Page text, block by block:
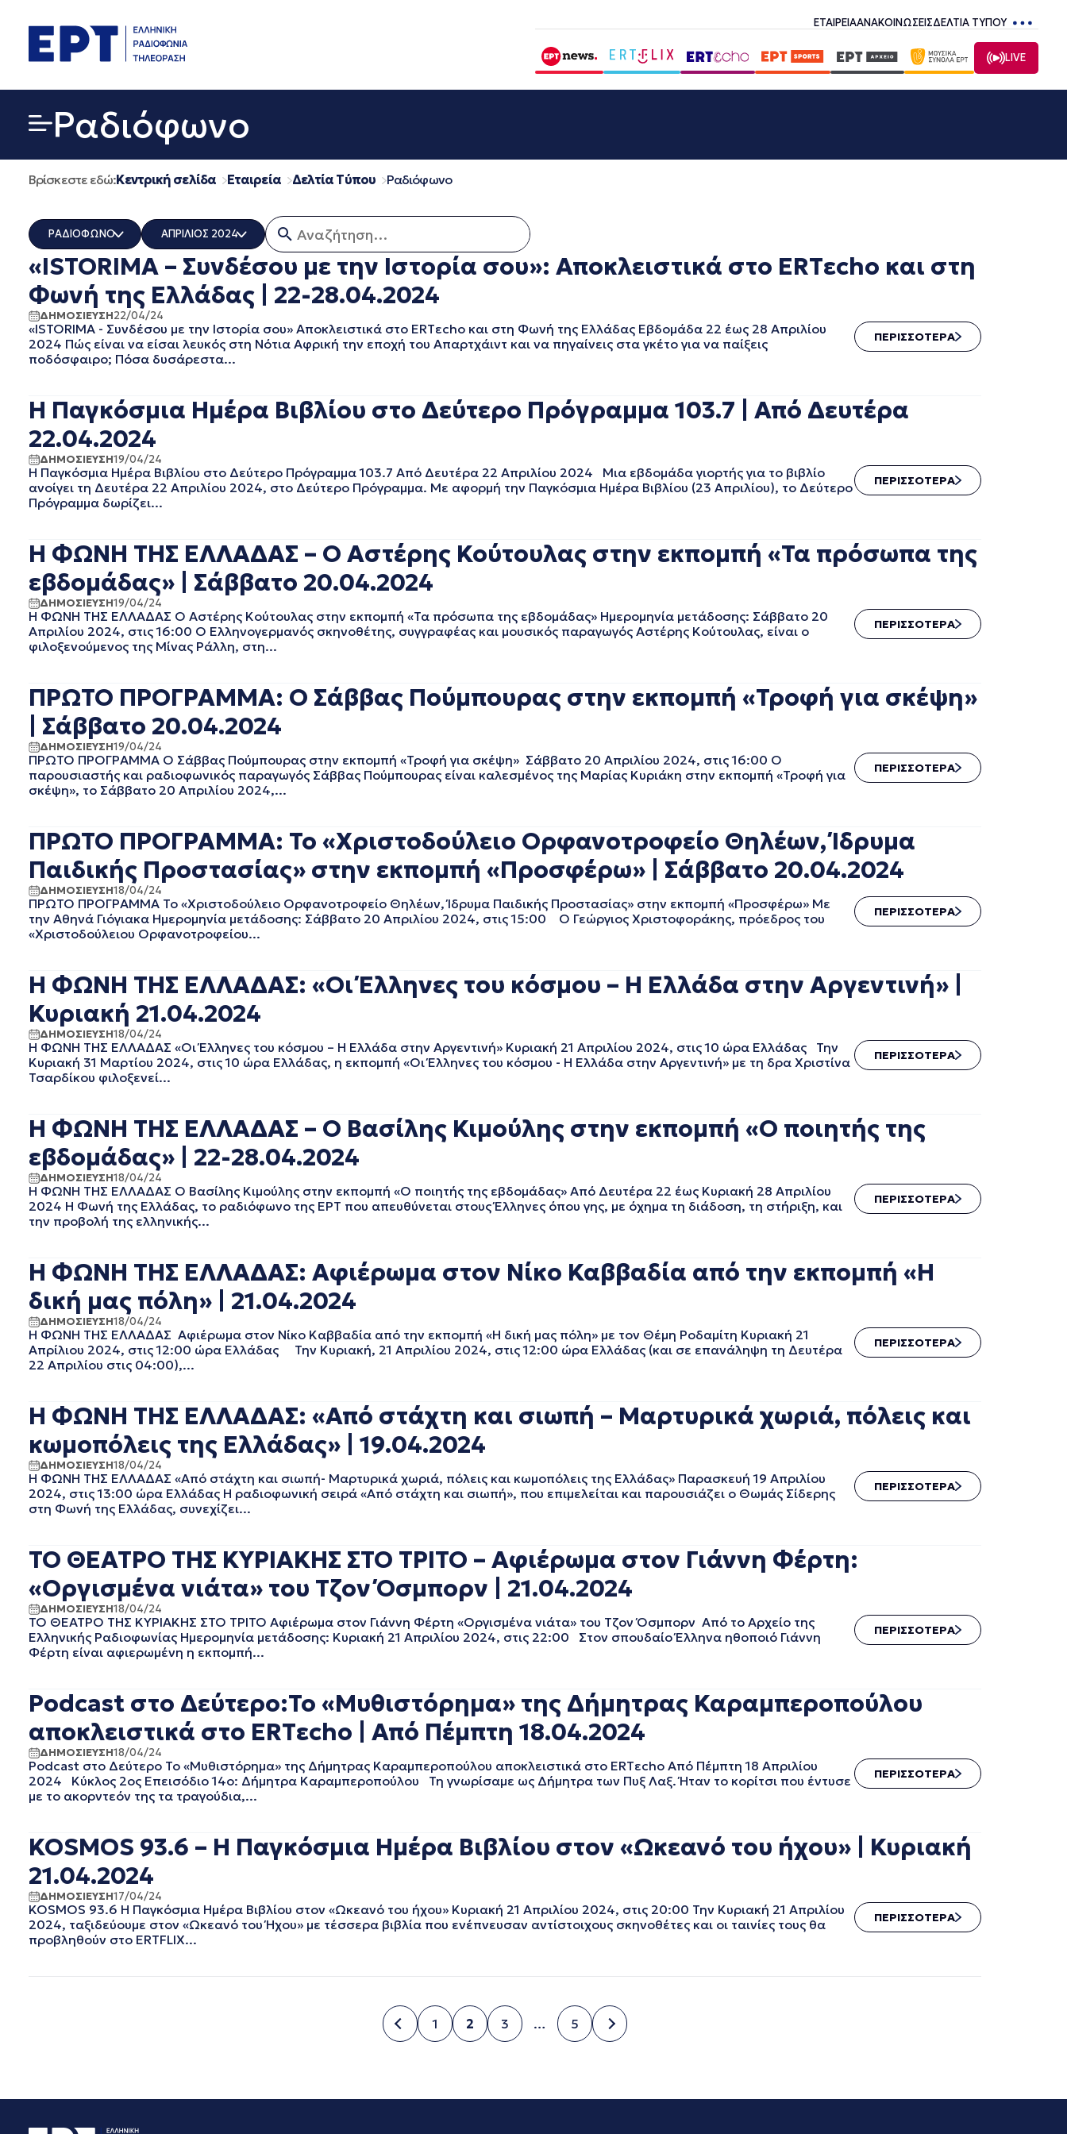
περιεχόμενο
ΕΤΑΙΡΕΙΑΑΝΑΚΟΙΝΩΣΕΙΣΔΕΛΤΙΑ ΤΥΠΟΥ
LIVE
Ραδιόφωνο
Βρίσκεστε εδώ:Κεντρική σελίδα Εταιρεία Δελτία Τύπου Ραδιόφωνο
ΡΑΔΙΟΦΩΝΟ
ΟΛΑ
ERT COSMOS
ERTECHO
ERTFLIX
EUROVISION - EBU
EΡΤ1
EΡΤNEWS
ΑΘΛΗΤΙΚΑ
ΓΕΝΙΚΗ
ΓΡΑΦΕΙΟ ΤΥΠΟΥ ΕΡΤ
ΚΙΝΗΜΑΤΟΓΡΑΦΙΚΕΣ
ΤΑΙΝΙΕΣ
ΤΗΛΕΟΡΑΣΗ
ΑΠΡΙΛΙΟΣ 2024
ΟΛΑ
ΔΕΚΕΜΒΡΙΟΣ 2025
ΝΟΕΜΒΡΙΟΣ 2025
ΟΚΤΩΒΡΙΟΣ 2025
ΣΕΠΤΕΜΒΡΙΟΣ 2025
ΑΥΓΟΥΣΤΟΣ 2025
ΜΑΙΟΣ 2025
ΦΕΒΡΟΥΑΡΙΟΣ 2025
ΙΑΝΟΥΑΡΙΟΣ 2025
ΔΕΚΕΜΒΡΙΟΣ 2024
ΣΕΠΤΕΜΒΡΙΟΣ 2024
ΑΥΓΟΥΣΤΟΣ 2024
ΙΟΥΛΙΟΣ 2024
ΙΟΥΝΙΟΣ 2024
ΜΑΙΟΣ 2024
ΑΠΡΙΛΙΟΣ 2024
ΦΕΒΡΟΥΑΡΙΟΣ 2024
ΙΑΝΟΥΑΡΙΟΣ 2024
ΔΕΚΕΜΒΡΙΟΣ 2023
ΝΟΕΜΒΡΙΟΣ 2023
ΟΚΤΩΒΡΙΟΣ 2023
ΣΕΠΤΕΜΒΡΙΟΣ 2023
ΑΥΓΟΥΣΤΟΣ 2023
ΙΟΥΝΙΟΣ 2023
ΜΑΙΟΣ 2023
ΑΠΡΙΛΙΟΣ 2023
ΜΑΡΤΙΟΣ 2023
ΦΕΒΡΟΥΑΡΙΟΣ 2023
ΙΑΝΟΥΑΡΙΟΣ 2023
ΔΕΚΕΜΒΡΙΟΣ 2022
ΟΚΤΩΒΡΙΟΣ 2022
ΑΥΓΟΥΣΤΟΣ 2022
ΙΟΥΛΙΟΣ 2022
ΙΟΥΝΙΟΣ 2022
ΜΑΙΟΣ 2022
ΦΕΒΡΟΥΑΡΙΟΣ 2022
ΙΑΝΟΥΑΡΙΟΣ 2022
ΔΕΚΕΜΒΡΙΟΣ 2021
ΝΟΕΜΒΡΙΟΣ 2021
ΟΚΤΩΒΡΙΟΣ 2021
ΣΕΠΤΕΜΒΡΙΟΣ 2021
ΙΟΥΝΙΟΣ 2021
ΜΑΙΟΣ 2021
ΑΠΡΙΛΙΟΣ 2021
ΜΑΡΤΙΟΣ 2021
ΦΕΒΡΟΥΑΡΙΟΣ 2021
ΙΑΝΟΥΑΡΙΟΣ 2021
ΟΚΤΩΒΡΙΟΣ 2020
ΣΕΠΤΕΜΒΡΙΟΣ 2020
ΑΥΓΟΥΣΤΟΣ 2020
ΙΟΥΛΙΟΣ 2020
ΙΟΥΝΙΟΣ 2020
ΜΑΙΟΣ 2020
ΦΕΒΡΟΥΑΡΙΟΣ 2020
ΙΑΝΟΥΑΡΙΟΣ 2020
ΔΕΚΕΜΒΡΙΟΣ 2019
ΝΟΕΜΒΡΙΟΣ 2019
ΟΚΤΩΒΡΙΟΣ 2019
ΣΕΠΤΕΜΒΡΙΟΣ 2019
ΙΟΥΛΙΟΣ 2019
ΙΟΥΝΙΟΣ 2019
ΜΑΙΟΣ 2019
ΑΠΡΙΛΙΟΣ 2019
ΜΑΡΤΙΟΣ 2019
ΦΕΒΡΟΥΑΡΙΟΣ 2019
ΙΑΝΟΥΑΡΙΟΣ 2019
ΝΟΕΜΒΡΙΟΣ 2018
ΟΚΤΩΒΡΙΟΣ 2018
ΑΥΓΟΥΣΤΟΣ 2018
ΙΟΥΛΙΟΣ 2018
ΙΟΥΝΙΟΣ 2018
ΜΑΙΟΣ 2018
Αναζήτηση για:
«ISTORIMA – Συνδέσου με την Ιστορία σου»: Αποκλειστικά στο ERTεcho και στη
Φωνή της Ελλάδας | 22-28.04.2024
ΔΗΜΟΣΙΕΥΣΗ22/04/24
«ISTORIMA - Συνδέσου με την Ιστορία σου» Αποκλειστικά στο ERTεcho και στη Φωνή της Ελλάδας Εβδομάδα 22 έως 28 Απριλίου
2024 Πώς είναι να είσαι λευκός στη Νότια Αφρική την εποχή του Απαρτχάιντ και να πηγαίνεις στα γκέτο για να παίξεις
ποδόσφαιρο; Πόσα δυσάρεστα...
ΠΕΡΙΣΣΟΤΕΡΑ
Η Παγκόσμια Ημέρα Βιβλίου στο Δεύτερο Πρόγραμμα 103.7 | Από Δευτέρα
22.04.2024
ΔΗΜΟΣΙΕΥΣΗ19/04/24
Η Παγκόσμια Ημέρα Βιβλίου στο Δεύτερο Πρόγραμμα 103.7 Από Δευτέρα 22 Απριλίου 2024 Μια εβδομάδα γιορτής για το βιβλίο
ανοίγει τη Δευτέρα 22 Απριλίου 2024, στο Δεύτερο Πρόγραμμα. Με αφορμή την Παγκόσμια Ημέρα Βιβλίου (23 Απριλίου), το Δεύτερο
Πρόγραμμα δωρίζει...
ΠΕΡΙΣΣΟΤΕΡΑ
Η ΦΩΝΗ ΤΗΣ ΕΛΛΑΔΑΣ – Ο Αστέρης Κούτουλας στην εκπομπή «Τα πρόσωπα της
εβδομάδας» | Σάββατο 20.04.2024
ΔΗΜΟΣΙΕΥΣΗ19/04/24
Η ΦΩΝΗ ΤΗΣ ΕΛΛΑΔΑΣ O Αστέρης Κούτουλας στην εκπομπή «Τα πρόσωπα της εβδομάδας» Ημερομηνία μετάδοσης: Σάββατο 20
Απριλίου 2024, στις 16:00 Ο Ελληνογερμανός σκηνοθέτης, συγγραφέας και μουσικός παραγωγός Αστέρης Κούτουλας, είναι ο
φιλοξενούμενος της Μίνας Ράλλη, στη...
ΠΕΡΙΣΣΟΤΕΡΑ
ΠΡΩΤΟ ΠΡΟΓΡΑΜΜΑ: Ο Σάββας Πούμπουρας στην εκπομπή «Τροφή για σκέψη»
| Σάββατο 20.04.2024
ΔΗΜΟΣΙΕΥΣΗ19/04/24
ΠΡΩΤΟ ΠΡΟΓΡΑΜΜΑ Ο Σάββας Πούμπουρας στην εκπομπή «Τροφή για σκέψη» Σάββατο 20 Απριλίου 2024, στις 16:00 Ο
παρουσιαστής και ραδιοφωνικός παραγωγός Σάββας Πούμπουρας είναι καλεσμένος της Μαρίας Κυριάκη στην εκπομπή «Τροφή για
σκέψη», το Σάββατο 20 Απριλίου 2024,...
ΠΕΡΙΣΣΟΤΕΡΑ
ΠΡΩΤΟ ΠΡΟΓΡΑΜΜΑ: Το «Χριστοδούλειο Ορφανοτροφείο Θηλέων, Ίδρυμα
Παιδικής Προστασίας» στην εκπομπή «Προσφέρω» | Σάββατο 20.04.2024
ΔΗΜΟΣΙΕΥΣΗ18/04/24
ΠΡΩΤΟ ΠΡΟΓΡΑΜΜΑ Το «Χριστοδούλειο Ορφανοτροφείο Θηλέων, Ίδρυμα Παιδικής Προστασίας» στην εκπομπή «Προσφέρω» Με
την Αθηνά Γιόγιακα Ημερομηνία μετάδοσης: Σάββατο 20 Απριλίου 2024, στις 15:00 Ο Γεώργιος Χριστοφοράκης, πρόεδρος του
«Χριστοδούλειου Ορφανοτροφείου...
ΠΕΡΙΣΣΟΤΕΡΑ
Η ΦΩΝΗ ΤΗΣ ΕΛΛΑΔΑΣ: «Οι Έλληνες του κόσμου – Η Ελλάδα στην Αργεντινή» |
Κυριακή 21.04.2024
ΔΗΜΟΣΙΕΥΣΗ18/04/24
Η ΦΩΝΗ ΤΗΣ ΕΛΛΑΔΑΣ «Οι Έλληνες του κόσμου – Η Ελλάδα στην Αργεντινή» Κυριακή 21 Απριλίου 2024, στις 10 ώρα Ελλάδας Την
Κυριακή 31 Μαρτίου 2024, στις 10 ώρα Ελλάδας, η εκπομπή «Οι Έλληνες του κόσμου - Η Ελλάδα στην Αργεντινή» με τη δρα Χριστίνα
Τσαρδίκου φιλοξενεί...
ΠΕΡΙΣΣΟΤΕΡΑ
Η ΦΩΝΗ ΤΗΣ ΕΛΛΑΔΑΣ – Ο Βασίλης Κιμούλης στην εκπομπή «Ο ποιητής της
εβδομάδας» | 22-28.04.2024
ΔΗΜΟΣΙΕΥΣΗ18/04/24
Η ΦΩΝΗ ΤΗΣ ΕΛΛΑΔΑΣ Ο Βασίλης Κιμούλης στην εκπομπή «Ο ποιητής της εβδομάδας» Από Δευτέρα 22 έως Κυριακή 28 Απριλίου
2024 Η Φωνή της Ελλάδας, το ραδιόφωνο της ΕΡΤ που απευθύνεται στους Έλληνες όπου γης, με όχημα τη διάδοση, τη στήριξη, και
την προβολή της ελληνικής...
ΠΕΡΙΣΣΟΤΕΡΑ
Η ΦΩΝΗ ΤΗΣ ΕΛΛΑΔΑΣ: Αφιέρωμα στον Νίκο Καββαδία από την εκπομπή «Η
δική μας πόλη» | 21.04.2024
ΔΗΜΟΣΙΕΥΣΗ18/04/24
Η ΦΩΝΗ ΤΗΣ ΕΛΛΑΔΑΣ Αφιέρωμα στον Νίκο Καββαδία από την εκπομπή «Η δική μας πόλη» με τον Θέμη Ροδαμίτη Κυριακή 21
Απρίλιου 2024, στις 12:00 ώρα Ελλάδας Την Κυριακή, 21 Απριλίου 2024, στις 12:00 ώρα Ελλάδας (και σε επανάληψη τη Δευτέρα
22 Απριλίου στις 04:00),...
ΠΕΡΙΣΣΟΤΕΡΑ
Η ΦΩΝΗ ΤΗΣ ΕΛΛΑΔΑΣ: «Από στάχτη και σιωπή – Μαρτυρικά χωριά, πόλεις και
κωμοπόλεις της Ελλάδας» | 19.04.2024
ΔΗΜΟΣΙΕΥΣΗ18/04/24
Η ΦΩΝΗ ΤΗΣ ΕΛΛΑΔΑΣ «Από στάχτη και σιωπή- Μαρτυρικά χωριά, πόλεις και κωμοπόλεις της Ελλάδας» Παρασκευή 19 Απριλίου
2024, στις 13:00 ώρα Ελλάδας Η ραδιοφωνική σειρά «Από στάχτη και σιωπή», που επιμελείται και παρουσιάζει ο Θωμάς Σίδερης
στη Φωνή της Ελλάδας, συνεχίζει...
ΠΕΡΙΣΣΟΤΕΡΑ
ΤΟ ΘΕΑΤΡΟ ΤΗΣ ΚΥΡΙΑΚΗΣ ΣΤΟ ΤΡΙΤΟ – Αφιέρωμα στον Γιάννη Φέρτη:
«Οργισμένα νιάτα» του Τζον Όσμπορν | 21.04.2024
ΔΗΜΟΣΙΕΥΣΗ18/04/24
ΤΟ ΘΕΑΤΡΟ ΤΗΣ ΚΥΡΙΑΚΗΣ ΣΤΟ ΤΡΙΤΟ Αφιέρωμα στον Γιάννη Φέρτη «Οργισμένα νιάτα» του Τζον Όσμπορν Από το Αρχείο της
Ελληνικής Ραδιοφωνίας Ημερομηνία μετάδοσης: Κυριακή 21 Απριλίου 2024, στις 22:00 Στον σπουδαίο Έλληνα ηθοποιό Γιάννη
Φέρτη είναι αφιερωμένη η εκπομπή...
ΠΕΡΙΣΣΟΤΕΡΑ
Podcast στο Δεύτερο:Το «Μυθιστόρημα» της Δήμητρας Καραμπεροπούλου
αποκλειστικά στο ERTεcho | Από Πέμπτη 18.04.2024
ΔΗΜΟΣΙΕΥΣΗ18/04/24
Podcast στο Δεύτερο Το «Μυθιστόρημα» της Δήμητρας Καραμπεροπούλου αποκλειστικά στο ERTεcho Από Πέμπτη 18 Απριλίου
2024 Κύκλος 2ος Επεισόδιο 14ο: Δήμητρα Καραμπεροπούλου Τη γνωρίσαμε ως Δήμητρα των Πυξ Λαξ. Ήταν το κορίτσι που έντυσε
με το ακορντεόν της τα τραγούδια,...
ΠΕΡΙΣΣΟΤΕΡΑ
KOSMOS 93.6 – Η Παγκόσμια Ημέρα Βιβλίου στον «Ωκεανό του ήχου» | Κυριακή
21.04.2024
ΔΗΜΟΣΙΕΥΣΗ17/04/24
KOSMOS 93.6 Η Παγκόσμια Ημέρα Βιβλίου στον «Ωκεανό του ήχου» Κυριακή 21 Απριλίου 2024, στις 20:00 Την Κυριακή 21 Απριλίου
2024, ταξιδεύουμε στον «Ωκεανό του Ήχου» με τέσσερα βιβλία που ενέπνευσαν αντίστοιχους σκηνοθέτες και οι ταινίες τους θα
προβληθούν στο ERTFLIX...
ΠΕΡΙΣΣΟΤΕΡΑ
Σελίδα
1
Σελίδα
2
Σελίδα
3
…
Σελίδα
5